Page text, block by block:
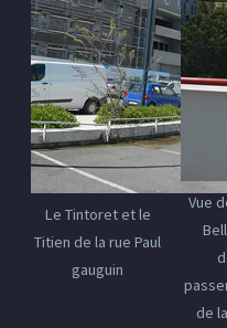
Le Tintoret et le
Titien de la rue Paul
gauguin
Vue
de